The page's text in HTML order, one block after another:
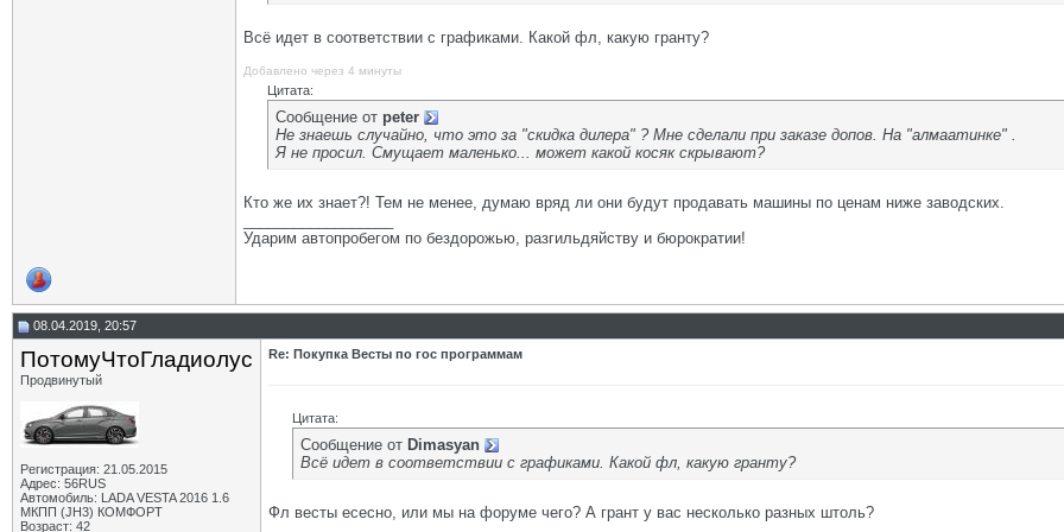
Всё идет в соответствии с графиками. Какой фл, какую гранту?
Добавлено через 4 минуты
Цитата:
Сообщение от peter
Не знаешь случайно, что это за "скидка дилера" ? Мне сделали при заказе допов. На "алмаатинке" .
Я не просил. Смущает маленько... может какой косяк скрывают?
Кто же их знает?! Тем не менее, думаю вряд ли они будут продавать машины по ценам ниже заводских.
Ударим автопробегом по бездорожью, разгильдяйству и бюрократии!
08.04.2019, 20:57
ПотомуЧтоГладиолус
Продвинутый
Регистрация: 21.05.2015
Адрес: 56RUS
Автомобиль: LADA VESTA 2016 1.6
МКПП (JH3) КОМФОРТ
Возраст: 42
Re: Покупка Весты по гос программам
Цитата:
Сообщение от Dimasyan
Всё идет в соответствии с графиками. Какой фл, какую гранту?
Фл весты есесно, или мы на форуме чего? А грант у вас несколько разных штоль?